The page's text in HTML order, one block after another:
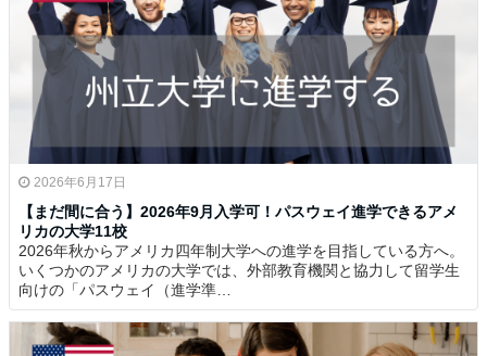
2026年6月17日
【まだ間に合う】2026年9月入学可！パスウェイ進学できるアメ
リカの大学11校
2026年秋からアメリカ四年制大学への進学を目指している方へ。
いくつかのアメリカの大学では、外部教育機関と協力して留学生
向けの「パスウェイ（進学準…